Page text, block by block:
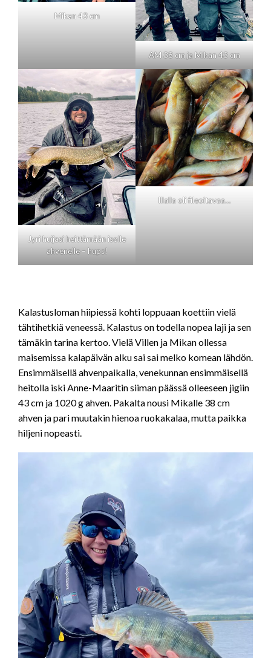
Mikan 43 cm
AM 38 cm ja Mikan 43 cm
Jyri huijasi heittämään isolle
ahvenelle – hups!
Illalla oli fileoitavaa…
Kalastusloman hiipiessä kohti loppuaan koettiin vielä
tähtihetkiä veneessä. Kalastus on todella nopea laji ja sen
tämäkin tarina kertoo. Vielä Villen ja Mikan ollessa
maisemissa kalapäivän alku sai sai melko komean lähdön.
Ensimmäisellä ahvenpaikalla, venekunnan ensimmäisellä
heitolla iski Anne-Maaritin siiman päässä olleeseen jigiin
43 cm ja 1020 g ahven. Pakalta nousi Mikalle 38 cm
ahven ja pari muutakin hienoa ruokakalaa, mutta paikka
hiljeni nopeasti.